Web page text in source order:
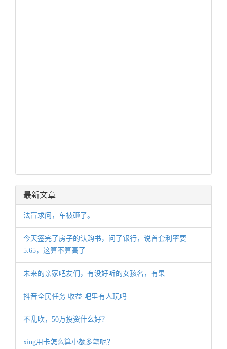
最新文章
法盲求问，车被砸了。
今天签完了房子的认购书，问了银行，说首套利率要
5.65，这算不算高了
未来的亲家吧友们，有没好听的女孩名，有果
抖音全民任务 收益 吧里有人玩吗
不乱吹，50万投资什么好？
xing用卡怎么算小额多笔呢？